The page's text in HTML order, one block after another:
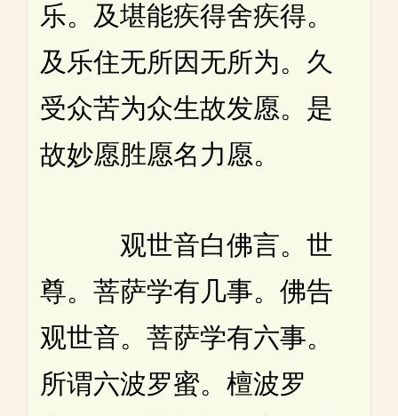
乐。及堪能疾得舍疾得。
及乐住无所因无所为。久
受众苦为众生故发愿。是
故妙愿胜愿名力愿。
观世音白佛言。世
尊。菩萨学有几事。佛告
观世音。菩萨学有六事。
所谓六波罗蜜。檀波罗